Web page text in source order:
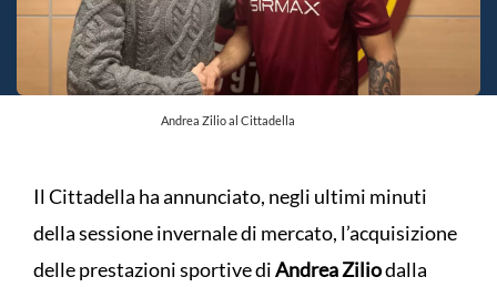
Andrea Zilio al Cittadella
Il Cittadella ha annunciato, negli ultimi minuti
della sessione invernale di mercato, l’acquisizione
delle prestazioni sportive diAndrea Ziliodalla